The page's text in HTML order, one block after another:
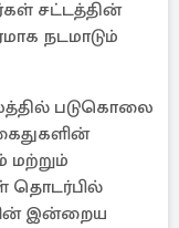
சட்டத்தின்
நடமாடும்
படுகொலை
தொடர்பில்
இன்றைய